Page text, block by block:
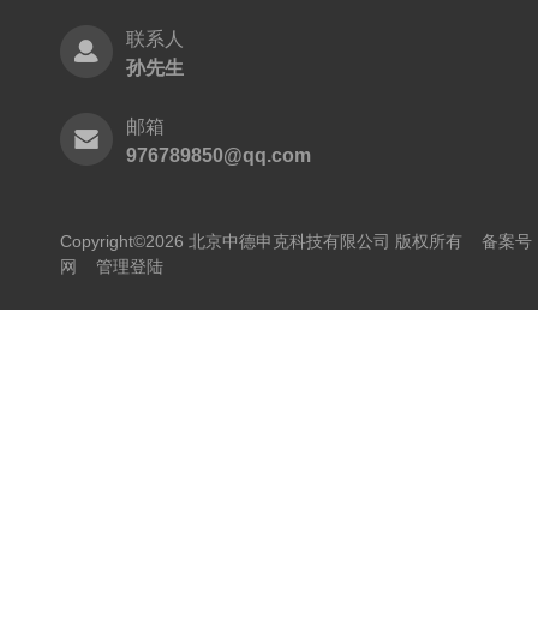
联系人
孙先生
邮箱
976789850@qq.com
Copyright©2026 北京中德申克科技有限公司 版权所有 备案号
网
管理登陆